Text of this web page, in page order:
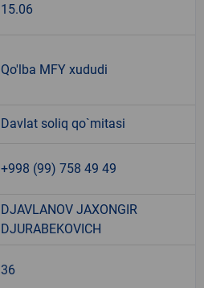
15.06
Qo'lba MFY xududi
Davlat soliq qo`mitasi
+998 (99) 758 49 49
DJAVLANOV JAXONGIR
DJURABEKOVICH
36